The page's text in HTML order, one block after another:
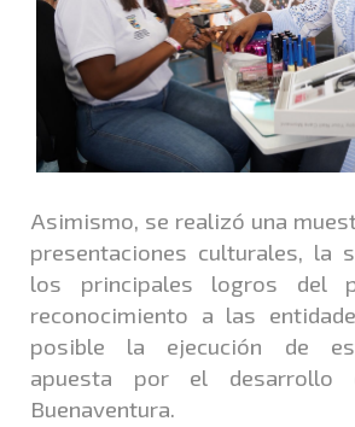
Asimismo, se realizó una
presentaciones culturales, la
los principales logros del
reconocimiento a las
posible la ejecución de
apuesta por el desarrollo
Buenaventura.